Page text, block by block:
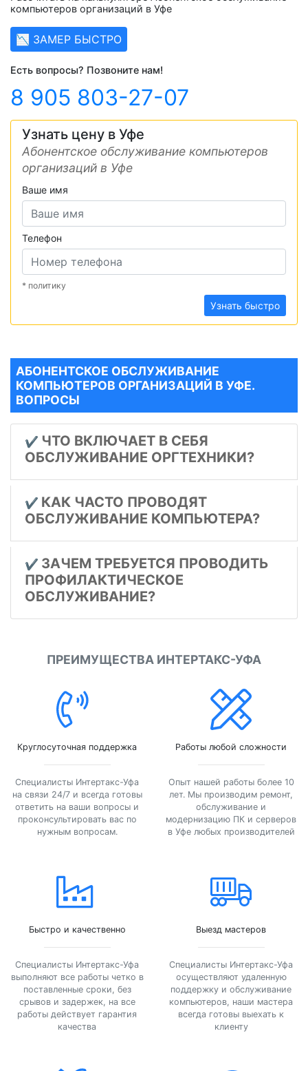
компьютеров организаций в Уфе
📉 ЗАМЕР БЫСТРО
Есть вопросы? Позвоните нам!
8 905 803-27-07
Узнать цену в Уфе
Абонентское обслуживание компьютеров
организаций в Уфе
Ваше имя
Телефон
* политику
Узнать быстро
АБОНЕНТСКОЕ ОБСЛУЖИВАНИЕ
КОМПЬЮТЕРОВ ОРГАНИЗАЦИЙ В УФЕ.
ВОПРОСЫ
✔️ ЧТО ВКЛЮЧАЕТ В СЕБЯ
ОБСЛУЖИВАНИЕ ОРГТЕХНИКИ?
✔️ КАК ЧАСТО ПРОВОДЯТ
ОБСЛУЖИВАНИЕ КОМПЬЮТЕРА?
✔️ ЗАЧЕМ ТРЕБУЕТСЯ ПРОВОДИТЬ
ПРОФИЛАКТИЧЕСКОЕ
ОБСЛУЖИВАНИЕ?
ПРЕИМУЩЕСТВА ИНТЕРТАКС-УФА
Круглосуточная поддержка
Специалисты Интертакс-Уфа
на связи 24/7 и всегда готовы
ответить на ваши вопросы и
проконсультировать вас по
нужным вопросам.
Работы любой сложности
Опыт нашей работы более 10
лет. Мы производим ремонт,
обслуживание и
модернизацию ПК и серверов
в Уфе любых производителей
Быстро и качественно
Специалисты Интертакс-Уфа
выполняют все работы четко в
поставленные сроки, без
срывов и задержек, на все
работы действует гарантия
качества
Выезд мастеров
Специалисты Интертакс-Уфа
осуществляют удаленную
поддержку и обслуживание
компьютеров, наши мастера
всегда готовы выехать к
клиенту